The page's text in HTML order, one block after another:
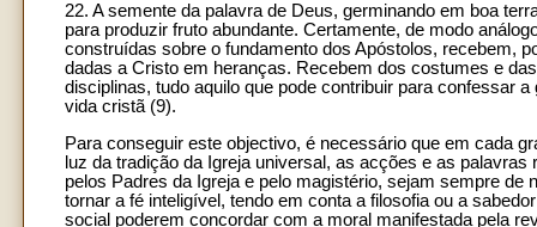
22. A semente da palavra de Deus, germinando em boa
para produzir fruto abundante. Certamente, de modo
construídas sobre o fundamento dos Apóstolos, recebem,
dadas a Cristo em heranças. Recebem dos costumes e
disciplinas, tudo aquilo que pode contribuir para confessar
vida cristã (9).
Para conseguir este objectivo, é necessário que em cada
luz da tradição da Igreja universal, as acções e as
pelos Padres da Igreja e pelo magistério, sejam sempre
tornar a fé inteligível, tendo em conta a filosofia ou a
social poderem concordar com a moral manifestada pela